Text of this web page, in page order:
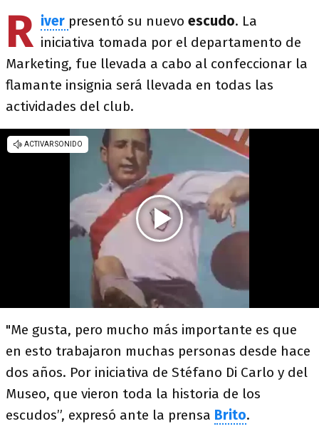
R iver presentó su nuevo escudo. La
iniciativa tomada por el departamento de
Marketing, fue llevada a cabo al confeccionar la
flamante insignia será llevada en todas las
actividades del club.
"Me gusta, pero mucho más importante es que
en esto trabajaron muchas personas desde hace
dos años. Por iniciativa de Stéfano Di Carlo y del
Museo, que vieron toda la historia de los
escudos”, expresó ante la prensa Brito.